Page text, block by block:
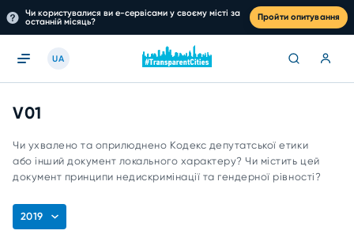
Чи користувалися ви е-сервісами у своєму місті за
останній місяць?
Пройти опитування
UA
V01
Чи ухвалено та оприлюднено Кодекс депутатської етики
або інший документ локального характеру? Чи містить цей
документ принципи недискримінації та гендерної рівності?
2019